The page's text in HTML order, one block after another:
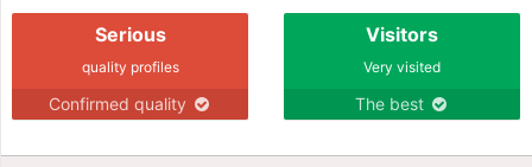
Serious
quality profiles
Confirmed quality
Visitors
Very visited
The best